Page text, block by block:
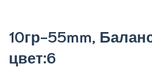
10гр-55mm,
цвет:6